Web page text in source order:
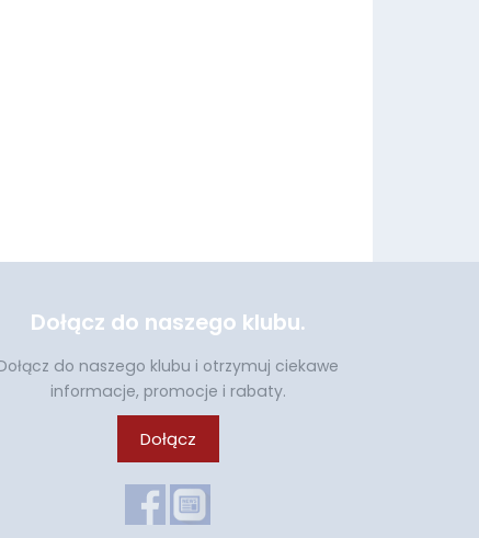
Dołącz do naszego klubu.
do naszego klubu i otrzymuj ciekawe
informacje, promocje i rabaty.
Dołącz